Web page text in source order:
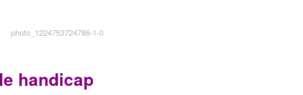
handicap